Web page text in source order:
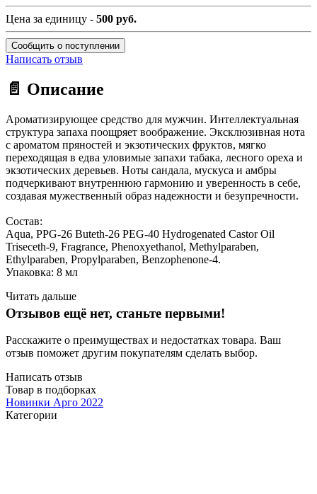
Цена за единицу - 500 руб.
Сообщить о поступлении
Написать отзыв
📄 Описание
Ароматизирующее средство для мужчин. Интеллектуальная
структура запаха поощряет воображение. Эксклюзивная нота
с ароматом пряностей и экзотических фруктов, мягко
переходящая в едва уловимые запахи табака, лесного ореха и
экзотических деревьев. Ноты сандала, мускуса и амбры
подчеркивают внутреннюю гармонию и уверенность в себе,
создавая мужественный образ надежности и безупречности.
Состав:
Aqua, PPG-26 Buteth-26 PEG-40 Hydrogenated Castor Oil
Triseceth-9, Fragrance, Phenoxyethanol, Methylparaben,
Ethylparaben, Propylparaben, Benzophenone-4.
Упаковка: 8 мл
Читать дальше
Отзывов ещё нет, станьте первыми!
Расскажите о преимуществах и недостатках товара. Ваш
отзыв поможет другим покупателям сделать выбор.
Написать отзыв
Товар в подборках
Новинки Арго 2022
Категории